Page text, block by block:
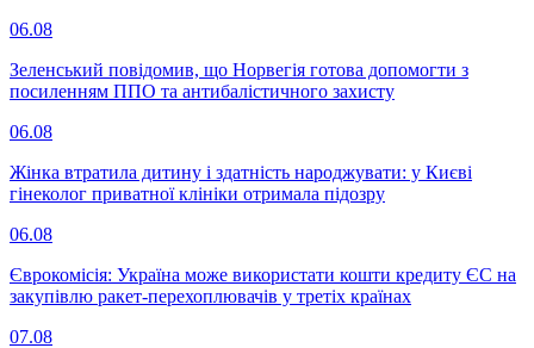
06.08
Зеленський повідомив, що Норвегія готова допомогти з
посиленням ППО та антибалістичного захисту
06.08
Жінка втратила дитину і здатність народжувати: у Києві
гінеколог приватної клініки отримала підозру
06.08
Єврокомісія: Україна може використати кошти кредиту ЄС на
закупівлю ракет-перехоплювачів у третіх країнах
07.08